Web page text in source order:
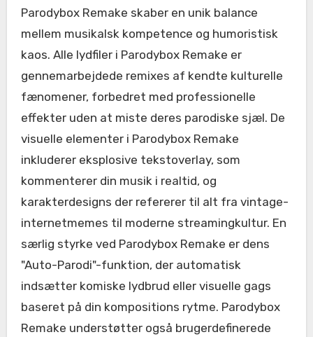
Parodybox Remake skaber en unik balance
mellem musikalsk kompetence og humoristisk
kaos. Alle lydfiler i Parodybox Remake er
gennemarbejdede remixes af kendte kulturelle
fænomener, forbedret med professionelle
effekter uden at miste deres parodiske sjæl. De
visuelle elementer i Parodybox Remake
inkluderer eksplosive tekstoverlay, som
kommenterer din musik i realtid, og
karakterdesigns der refererer til alt fra vintage-
internetmemes til moderne streamingkultur. En
særlig styrke ved Parodybox Remake er dens
"Auto-Parodi"-funktion, der automatisk
indsætter komiske lydbrud eller visuelle gags
baseret på din kompositions rytme. Parodybox
Remake understøtter også brugerdefinerede